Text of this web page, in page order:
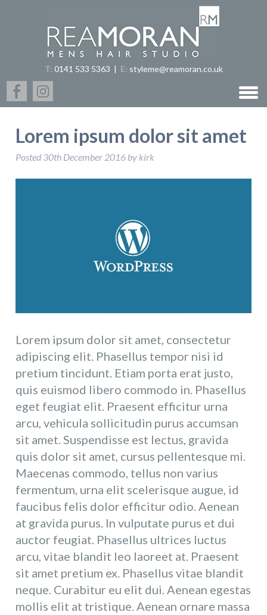
T: 0141 533 5363 | E: styleme@reamoran.co.uk
Lorem ipsum dolor sit amet
Posted 30th December 2016 by kirk
Lorem ipsum dolor sit amet, consectetur
adipiscing elit. Phasellus tempor nisi id
pretium tincidunt. Etiam porta erat justo,
quis euismod libero commodo in. Phasellus
eget feugiat elit. Praesent efficitur urna
arcu, vehicula sollicitudin purus accumsan
sit amet. Suspendisse est lectus, gravida
quis dolor sit amet, cursus pellentesque mi.
Maecenas commodo, tellus non varius
fermentum, urna elit scelerisque augue, id
faucibus felis dolor efficitur odio. Aenean
at gravida purus. In vulputate purus et dui
auctor feugiat. Phasellus ultrices luctus
arcu, vitae blandit leo laoreet at. Praesent
sit amet pretium ex. Phasellus vitae blandit
neque. Curabitur eu elit dui. Aenean egestas
mollis elit at tristique. Aenean ornare massa